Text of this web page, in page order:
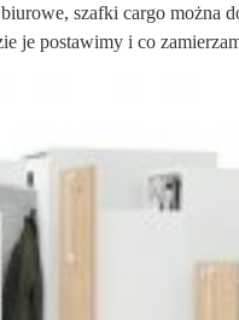
szafki cargo można
je postawimy i co